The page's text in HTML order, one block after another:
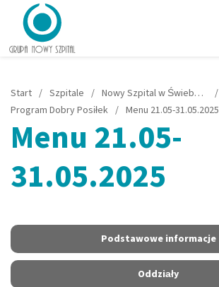
Start / Szpitale / Nowy Szpital w Świebodzinie
/
Program Dobry Posiłek / Menu 21.05-31.05.2025
Menu 21.05-
31.05.2025
Podstawowe informacje
Oddziały